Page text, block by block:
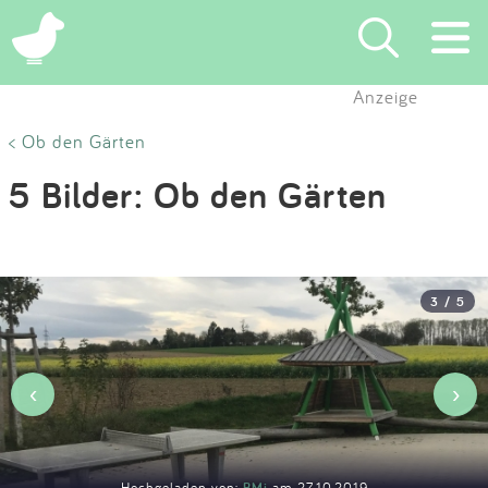
×
Eintragen
Blog
Partner
Kontakt
Anzeige
< Ob den Gärten
5 Bilder: Ob den Gärten
3 / 5
‹ ›